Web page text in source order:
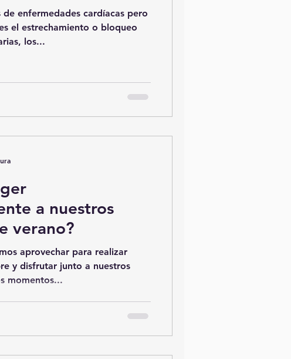
enfermedades cardíacas pero
el estrechamiento o bloqueo
los...
a nuestros
verano?
aprovechar para realizar
y disfrutar junto a nuestros
momentos...